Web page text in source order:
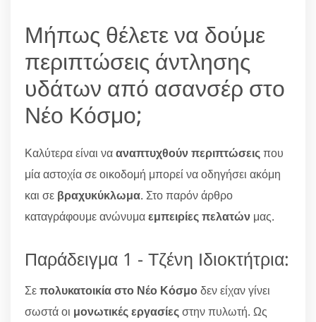
Μήπως θέλετε να δούμε
περιπτώσεις άντλησης
υδάτων από ασανσέρ στο
Νέο Κόσμο;
Καλύτερα είναι νααναπτυχθούν περιπτώσειςπου
μία αστοχία σε οικοδομή μπορεί να οδηγήσει ακόμη
και σε βραχυκύκλωμα. Στο παρόν άρθρο
καταγράφουμε ανώνυμαεμπειρίες πελατών μας.
Παράδειγμα 1 - Τζένη Ιδιοκτήτρια:
Σεπολυκατοικία στο Νέο Κόσμοδεν είχαν γίνει
σωστά οι μονωτικές εργασίεςστην πυλωτή. Ως